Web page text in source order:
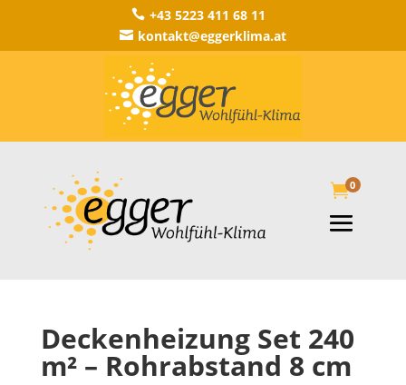
 +43 5223 411 68 11
 kontakt@eggerklima.at
0
Deckenheizung Set 240
m² – Rohrabstand 8 cm